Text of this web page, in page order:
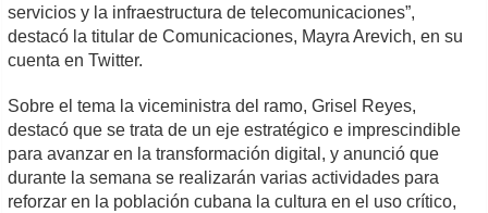
servicios y la infraestructura de telecomunicaciones”,
destacó la titular de Comunicaciones, Mayra Arevich, en su
cuenta en Twitter.
Sobre el tema la viceministra del ramo, Grisel Reyes,
destacó que se trata de un eje estratégico e imprescindible
para avanzar en la transformación digital, y anunció que
durante la semana se realizarán varias actividades para
reforzar en la población cubana la cultura en el uso crítico,